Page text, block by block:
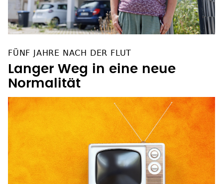
FÜNF JAHRE NACH DER FLUT
Langer Weg in eine neue
Normalität